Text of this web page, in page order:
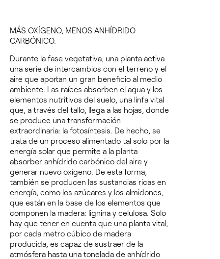
MÁS OXÍGENO, MENOS ANHÍDRIDO
CARBÓNICO.
Durante la fase vegetativa, una planta activa
una serie de intercambios con el terreno y el
aire que aportan un gran beneficio al medio
ambiente. Las raíces absorben el agua y los
elementos nutritivos del suelo, una linfa vital
que, a través del tallo, llega a las hojas, donde
se produce una transformación
extraordinaria: la fotosíntesis . De hecho, se
trata de un proceso alimentado tal solo por la
energía solar que permite a la planta
absorber anhídrido carbónico del aire y
generar nuevo oxígeno. De esta forma,
también se producen las sustancias ricas en
energía, como los azúcares y los almidones,
que están en la base de los elementos que
componen la madera: lignina y celulosa. Solo
hay que tener en cuenta que una planta vital,
por cada metro cúbico de madera
producida, es capaz de sustraer de la
atmósfera hasta una tonelada de anhídrido